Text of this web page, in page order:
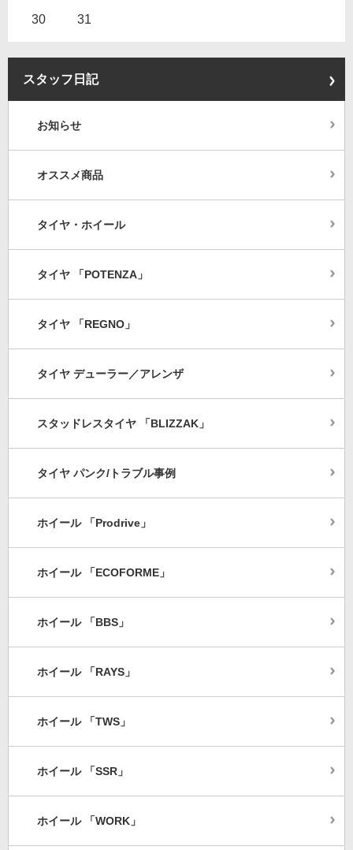
30 31
スタッフ日記
お知らせ
オススメ商品
タイヤ・ホイール
タイヤ 「POTENZA」
タイヤ 「REGNO」
タイヤ デューラー／アレンザ
スタッドレスタイヤ 「BLIZZAK」
タイヤ パンク/トラブル事例
ホイール 「Prodrive」
ホイール 「ECOFORME」
ホイール 「BBS」
ホイール 「RAYS」
ホイール 「TWS」
ホイール 「SSR」
ホイール 「WORK」